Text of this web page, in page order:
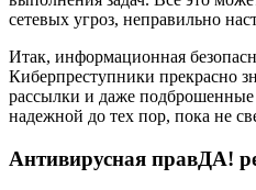
сетевых угроз, неправильно
Итак, информационная
Киберпреступники прекрасно
рассылки и даже
надежной до тех пор, пока не
Антивирусная правДА!